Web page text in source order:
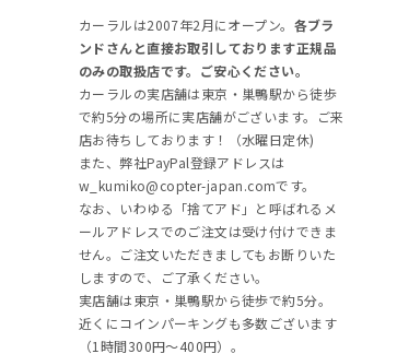
カーラルは2007年2月にオープン。 各ブラ
ンドさんと直接お取引しております正規品
のみの取扱店です。ご安心ください。
カーラルの実店舗は東京・巣鴨駅から徒歩
で約5分の場所に実店舗がございます。ご来
店お待ちしております！（水曜日定休)
また、弊社PayPal登録アドレスは
w_kumiko@copter-japan.comです。
なお、いわゆる「捨てアド」と呼ばれるメ
ールアドレスでのご注文は受け付けできま
せん。ご注文いただきましてもお断りいた
しますので、ご了承ください。
実店舗は東京・巣鴨駅から徒歩で約5分。
近くにコインパーキングも多数ございます
（1時間300円～400円）。